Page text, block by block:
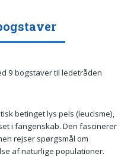
9 bogstaver til ledetråden
betinget lys pels (leucisme),
i fangenskab. Den fascinerer
rejser spørgsmål om
af naturlige populationer.